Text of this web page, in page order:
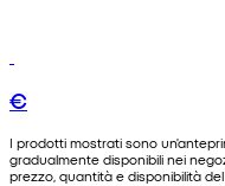
€
I prodotti mostrati sono
gradualmente disponibili nei
prezzo, quantità e disponibilità